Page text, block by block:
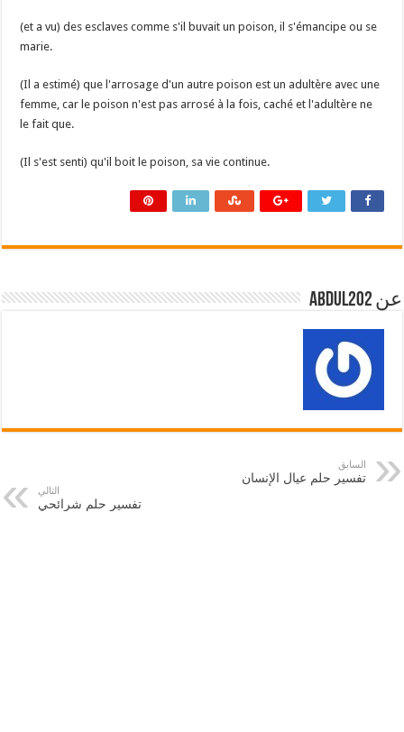
(et a vu) des esclaves comme s'il buvait un poison, il s'émancipe ou se
marie.
(Il a estimé) que l'arrosage d'un autre poison est un adultère avec une
femme, car le poison n'est pas arrosé à la fois, caché et l'adultère ne
le fait que.
(Il s'est senti) qu'il boit le poison, sa vie continue.
عن abdul202
السابق
تفسير حلم عيال الإنسان
التالي
تفسير حلم شرائحي